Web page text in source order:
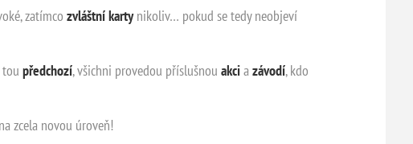
zatímco zvláštní kartynikoliv… pokud se tedy neobjeví
předchozí, všichni provedou příslušnou akciazávodí, kdo
na zcela novou úroveň!